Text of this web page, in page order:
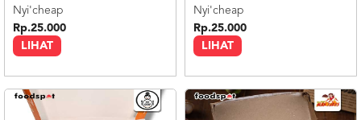
LIHAT
Nyi'cheap
Rp.25.000
LIHAT
Nyi'cheap
Rp.25.000